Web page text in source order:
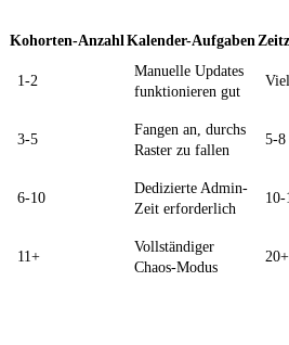
Kohorten-Anzahl Kalender-Aufgaben
1-2
Manuelle Updates
funktionieren gut
3-5
Fangen an, durchs
Raster zu fallen
5-8
6-10
Dedizierte Admin-
Zeit erforderlich
10-
11+
Vollständiger
Chaos-Modus
20+